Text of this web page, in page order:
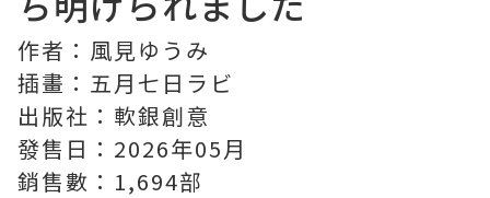
作者：風見ゆうみ
插畫：五月七日ラビ
出版社：軟銀創意
發售日：2026年05月
銷售數：1,694部